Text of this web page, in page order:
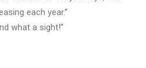
each year.”
what a sight!”